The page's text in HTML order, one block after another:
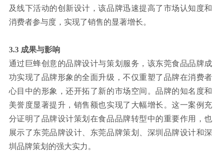
及线下活动的创新设计，该品牌迅速提高了市场认知度和
消费者参与度，实现了销售的显著增长。
3.3 成果与影响
通过巨蜂创意的品牌设计与策划服务，该东莞食品品牌成
功实现了品牌形象的全面升级，不仅重塑了品牌在消费者
心目中的形象，还开拓了新的市场空间。品牌的知名度和
美誉度显著提升，销售额也实现了大幅增长。这一案例充
分证明了品牌设计策划在食品品牌转型中的重要作用，也
展示了东莞品牌设计、东莞品牌策划、深圳品牌设计和深
圳品牌策划的强大实力。